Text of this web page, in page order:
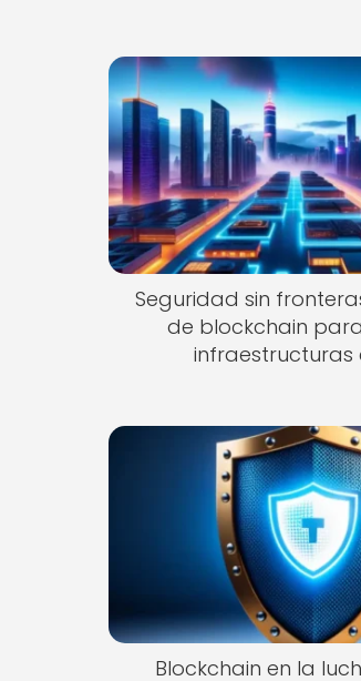
Seguridad sin
de blockchain
infraestructuras
Blockchain en la